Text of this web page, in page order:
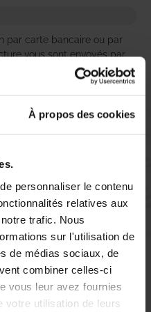
À propos des cookies
personnaliser le contenu
relatives aux
trafic. Nous
sur l'utilisation de
de médias sociaux, de
combiner celles-ci
vous leur avez fournies
votre utilisation de leurs
par carte bancaire ou par
vous sont envoyés par
de votre expérience
DE PIC.
à tout